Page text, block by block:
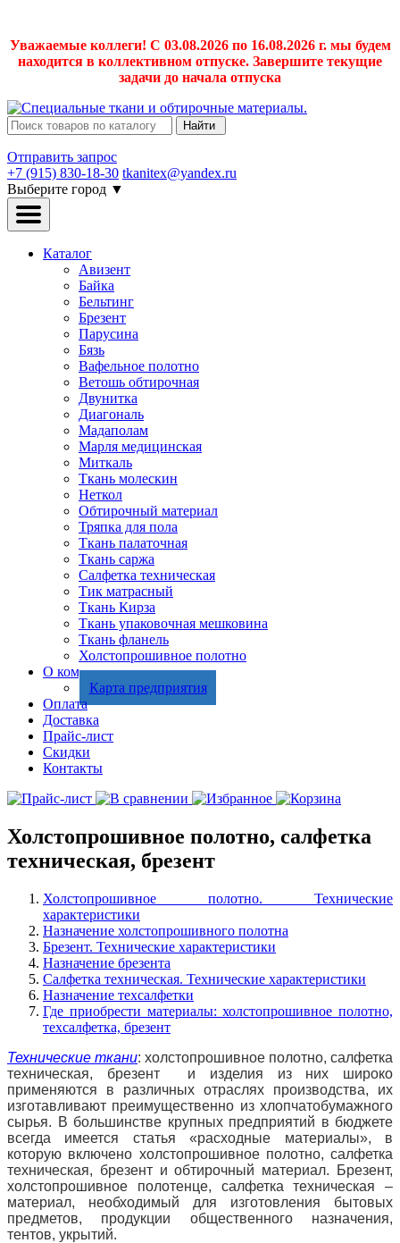
Уважаемые коллеги! С 03.08.2026 по 16.08.2026 г. мы будем
находится в коллективном отпуске. Завершите текущие
задачи до начала отпуска
Найти
Отправить запрос
+7 (915) 830-18-30 tkanitex@yandex.ru
Выберите город ▼
Каталог
Авизент
Байка
Бельтинг
Брезент
Парусина
Бязь
Вафельное полотно
Ветошь обтирочная
Двунитка
Диагональ
Мадаполам
Марля медицинская
Миткаль
Ткань молескин
Неткол
Обтирочный материал
Тряпка для пола
Ткань палаточная
Ткань саржа
Салфетка техническая
Тик матрасный
Ткань Кирза
Ткань упаковочная мешковина
Ткань фланель
Холстопрошивное полотно
О компании
Карта предприятия
Оплата
Доставка
Прайс-лист
Скидки
Контакты
Холстопрошивное полотно, салфетка
техническая, брезент
Холстопрошивное полотно. Технические
характеристики
Назначение холстопрошивного полотна
Брезент. Технические характеристики
Назначение брезента
Салфетка техническая. Технические характеристики
Назначение техсалфетки
Где приобрести материалы: холстопрошивное полотно,
техсалфетка, брезент
Технические ткани: холстопрошивное полотно, салфетка
техническая, брезенти изделия из них широко
применяются в различных отраслях производства, их
изготавливают преимущественно из хлопчатобумажного
сырья. В большинстве крупных предприятий в бюджете
всегда имеется статья «расходные материалы», в
которую включено холстопрошивное полотно, салфетка
техническая, брезент и обтирочный материал.
Брезент,
холстопрошивное полотенце, салфетка техническая –
материал, необходимый для изготовления бытовых
предметов, продукции общественного назначения,
тентов, укрытий.